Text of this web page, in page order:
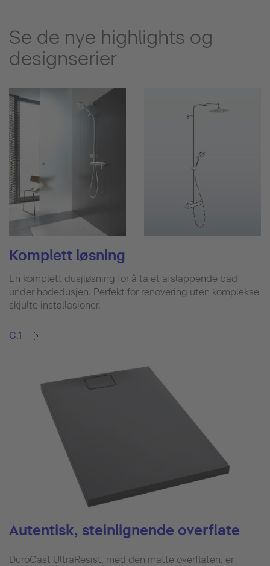
Se de nye highlights og
designserier
Komplett løsning
En komplett dusjløsning for å ta et afslappende bad
under hodedusjen. Perfekt for renovering uten komplekse
skjulte installasjoner.
C.1
Autentisk, steinlignende overflate
DuroCast UltraResist, med den matte overflaten, er